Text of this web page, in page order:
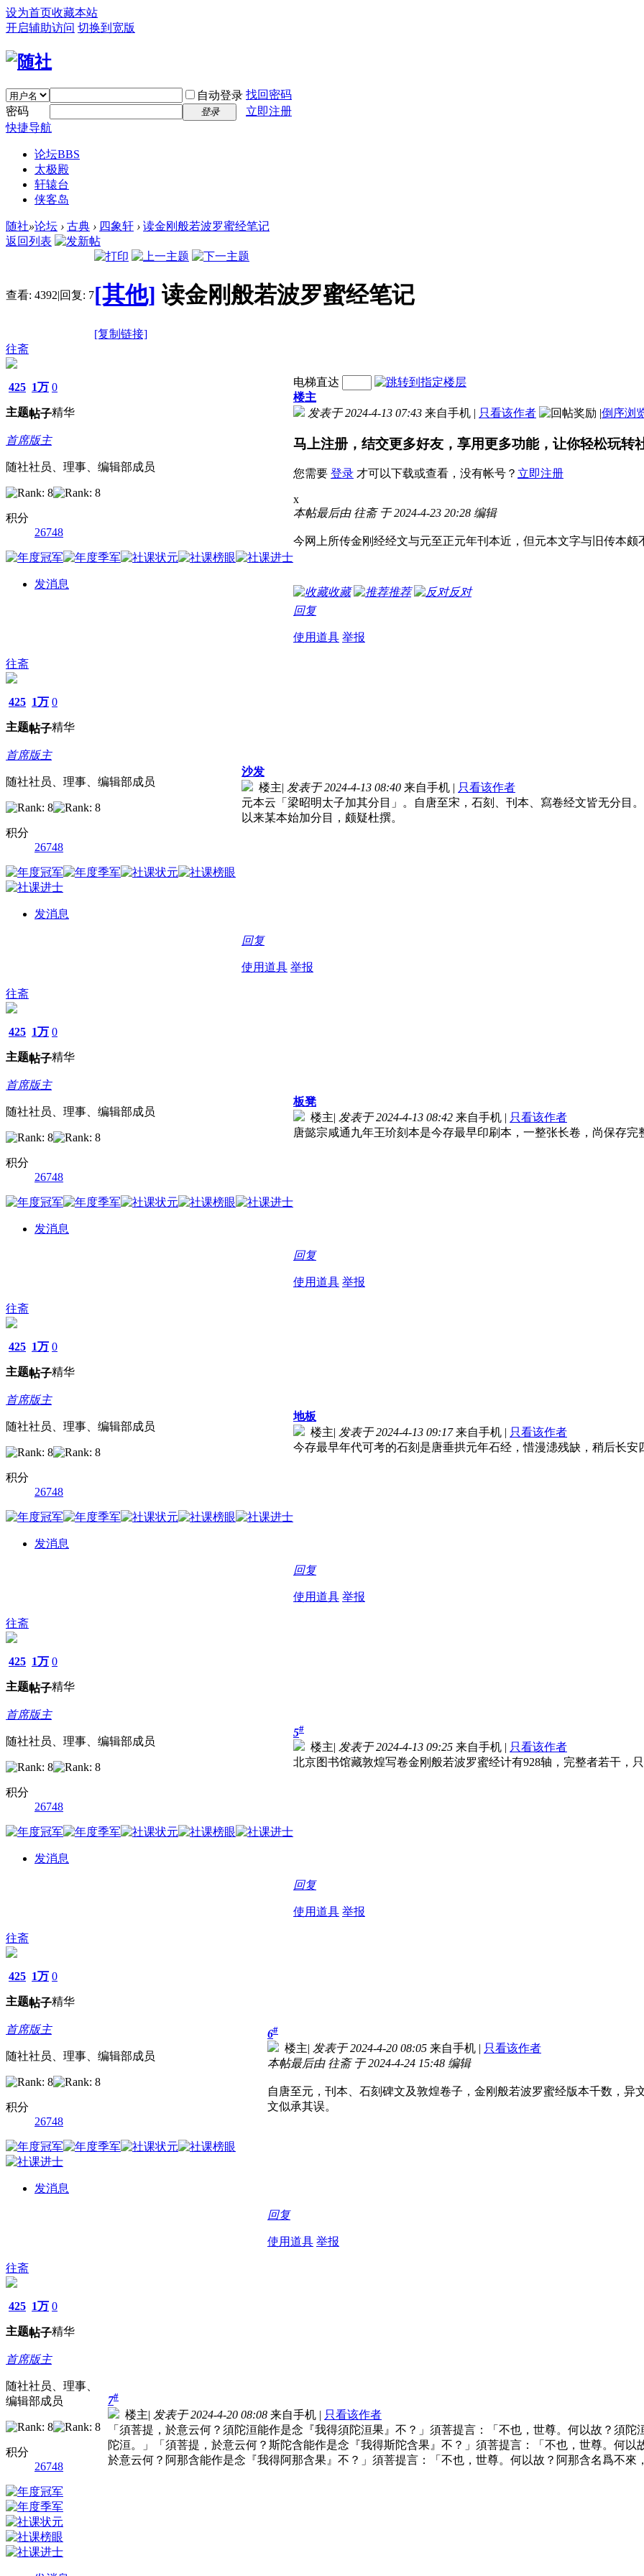
设为首页收藏本站
开启辅助访问 切换到宽版
自动登录 找回密码
密码
登录
立即注册
快捷导航
论坛BBS
太极殿
轩辕台
侠客岛
随社»论坛 › 古典 › 四象轩 › 读金刚般若波罗蜜经笔记
返回列表
查看: 4392|回复: 7[其他] 读金刚般若波罗蜜经笔记
[复制链接]
往斋
425
主题
1万
帖子
0
精华
首席版主
随社社员、理事、编辑部成员
积分
26748
发消息
电梯直达
楼主
发表于 2024-4-13 07:43 来自手机 | 只看该作者 |倒序浏
马上注册，结交更多好友，享用更多功能，让你轻松玩转
您需要 登录 才可以下载或查看，没有帐号？ 立即注册
x
本帖最后由 往斋 于 2024-4-23 20:28 编辑
今网上所传金刚经经文与元至正元年刊本近，但元本文字与旧传本颇
收藏 推荐
反对
回复
使用道具 举报
往斋
425
主题
1万
帖子
0
精华
首席版主
随社社员、理事、编辑部成员
积分
26748
发消息
沙发
楼主| 发表于 2024-4-13 08:40 来自手机 | 只看该作者
元本云「梁昭明太子加其分目」。自唐至宋，石刻、刊本、寫卷经文皆无分目
以来某本始加分目，颇疑杜撰。
回复
使用道具 举报
往斋
425
主题
1万
帖子
0
精华
首席版主
随社社员、理事、编辑部成员
积分
26748
发消息
板凳
楼主| 发表于 2024-4-13 08:42 来自手机 | 只看该作者
唐懿宗咸通九年王玠刻本是今存最早印刷本，一整张长卷，尚保存完
回复
使用道具 举报
往斋
425
主题
1万
帖子
0
精华
首席版主
随社社员、理事、编辑部成员
积分
26748
发消息
地板
楼主| 发表于 2024-4-13 09:17 来自手机 | 只看该作者
今存最早年代可考的石刻是唐垂拱元年石经，惜漫漶残缺，稍后长安
回复
使用道具 举报
往斋
425
主题
1万
帖子
0
精华
首席版主
随社社员、理事、编辑部成员
积分
26748
发消息
5#
楼主| 发表于 2024-4-13 09:25 来自手机 | 只看该作者
北京图书馆藏敦煌写卷金刚般若波罗蜜经计有928轴，完整者若干，
回复
使用道具 举报
往斋
425
主题
1万
帖子
0
精华
首席版主
随社社员、理事、编辑部成员
积分
26748
发消息
6#
楼主| 发表于 2024-4-20 08:05 来自手机 | 只看该作者
本帖最后由 往斋 于 2024-4-24 15:48 编辑
自唐至元，刊本、石刻碑文及敦煌卷子，金刚般若波罗蜜经版本千数，
文似承其误。
回复
使用道具 举报
往斋
425
主题
1万
帖子
0
精华
首席版主
随社社员、理事、
编辑部成员
积分
26748
7#
楼主| 发表于 2024-4-20 08:08 来自手机 | 只看该作者
「須菩提，於意云何？須陀洹能作是念『我得須陀洹果』不？」須菩提言：「不也，世尊。何以故？須
陀洹。」「須菩提，於意云何？斯陀含能作是念『我得斯陀含果』不？」須菩提言：「不也，世尊。何以
於意云何？阿那含能作是念『我得阿那含果』不？」須菩提言：「不也，世尊。何以故？阿那含名爲不來